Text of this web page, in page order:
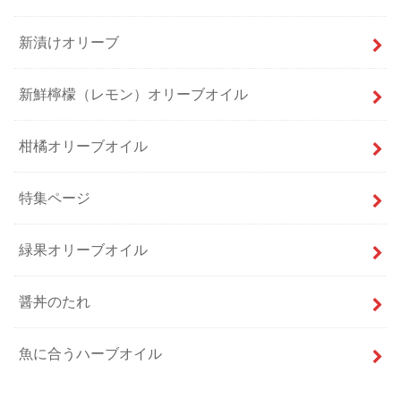
新漬けオリーブ
新鮮檸檬（レモン）オリーブオイル
柑橘オリーブオイル
特集ページ
緑果オリーブオイル
醤丼のたれ
魚に合うハーブオイル